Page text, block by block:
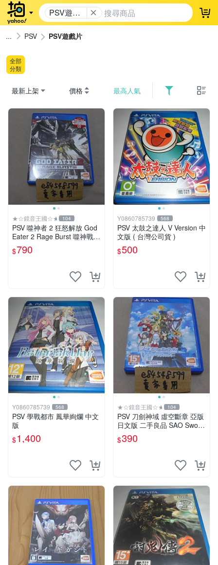
PSV遊戲
片
登
PSV PSV遊戲片
全部
分類
最新上架 價格 最高人氣
★☆鏡音王國☆★ 104
PSV 噬神者 2 狂怒解放 God
Eater 2 Rage Burst 噬神戰士
2 純日版 二手良品
$790
Y0860785739 568
PSV 太鼓之達人 V Version 中
文版 ( 台灣公司貨 )
$500
Y0860785739 568
PSV 學戰都市 鳳華絢爛 中文
版
$1,400
★☆鏡音王國☆★ 104
PSV 刀劍神域 虛空斷章 亞版
日文版 二手良品 SAO Sword
Art Online
$390